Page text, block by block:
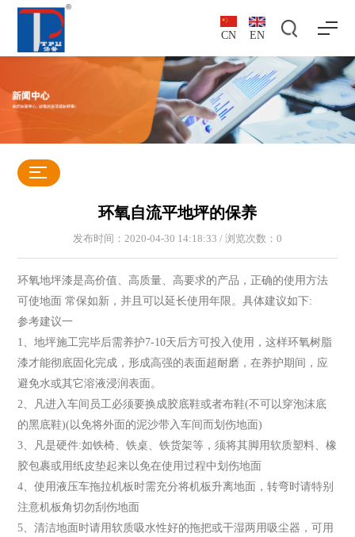
CN EN
环氧自流平地坪的保养
发布时间：2020-04-30 14:18:33 / 浏览次数： 0
环氧地坪漆是高价值、高质量、高要求的产品，正确的使用方法
可使地面 常保如新，并且可以延长使用年限。具体建议如下:
参考建议一
1、地坪施工完毕后需养护7-10天后方可投入使用，这样环氧树脂
漆才能彻底固化完成，形成高强的表面超耐磨，在养护期间，应
避免水或其它溶液浸润表面。
2、凡进入车间员工必须要换成胶底鞋或者布鞋(不可以穿泡沫底
的黑底鞋)(以免将外面的泥沙带入车间而划伤地面)
3、凡是硬件:如铁椅、铁桌、铁货架等，须将其脚用软质塑料、橡
胶包裹或用纸皮垫起来以免在使用过程中划伤地面
4、使用液压车拖拉机板时需充分将机板升离地面，转弯时请特别
注意机板角切勿刮伤地面
5、清洁地面时请用软质吸水性好的拖把或干湿两用吸尘器，可用